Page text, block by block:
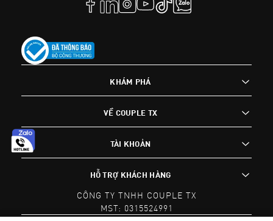
KHÁM PHÁ
VỀ COUPLE TX
TÀI KHOẢN
HỖ TRỢ KHÁCH HÀNG
CÔNG TY TNHH COUPLE TX
MST: 0315524991